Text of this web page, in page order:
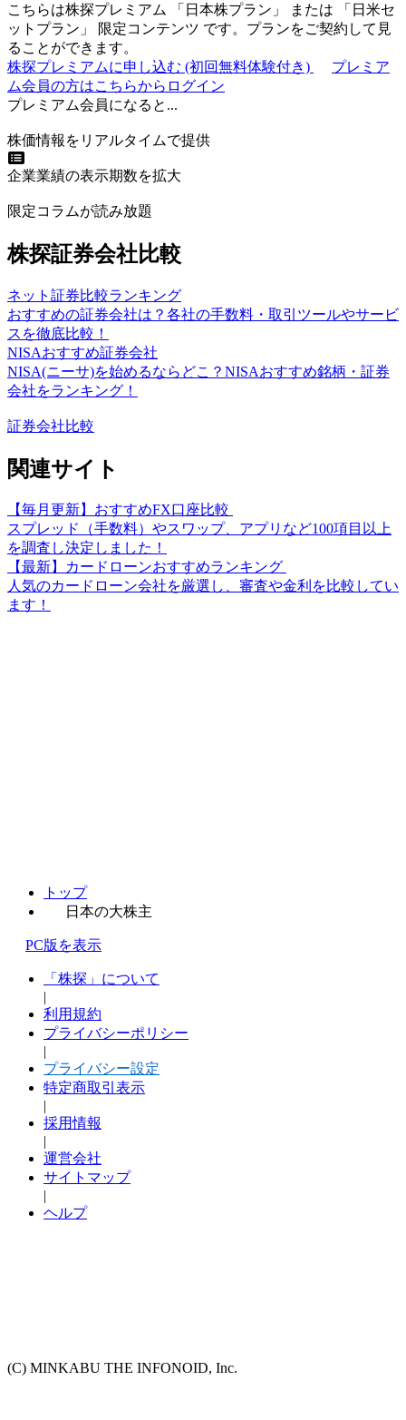
こちらは株探プレミアム 「 日本株プラン 」 または 「 日米セ
ットプラン 」 限定コンテンツ です。プランをご契約して見
ることができます。
株探プレミアムに申し込む (初回無料体験付き)
プレミア
ム会員の方はこちらからログイン
プレミアム会員になると...
株価情報をリアルタイムで提供
企業業績の表示期数を拡大
限定コラムが読み放題
株探証券会社比較
ネット証券比較ランキング
おすすめの証券会社は？各社の手数料・取引ツールやサービ
スを徹底比較！
NISAおすすめ証券会社
NISA(ニーサ)を始めるならどこ？NISAおすすめ銘柄・証券
会社をランキング！
証券会社比較
関連サイト
【毎月更新】おすすめFX口座比較
スプレッド（手数料）やスワップ、アプリなど100項目以上
を調査し決定しました！
【最新】カードローンおすすめランキング
人気のカードローン会社を厳選し、審査や金利を比較してい
ます！
トップ
日本の大株主
PC版を表示
「株探」について
|
利用規約
プライバシーポリシー
|
プライバシー設定
特定商取引表示
|
採用情報
|
運営会社
サイトマップ
|
ヘルプ
(C) MINKABU THE INFONOID, Inc.